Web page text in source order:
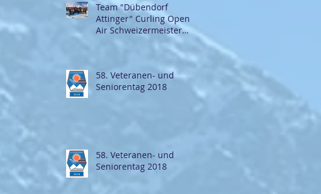
Team "Dübendorf
Attinger" Curling Open
Air Schweizermeister
58. Veteranen- und
Seniorentag 2018
58. Veteranen- und
Seniorentag 2018